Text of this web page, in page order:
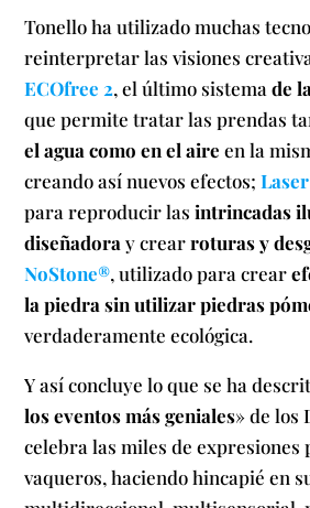
Tonello ha utilizado muchas
reinterpretar las visiones
ECOfree 2, el último sistemade
que permite tratar las prendas
el agua como en el aire en la
creando así nuevos efectos;
para reproducir lasintrincadas
diseñadora y crearroturas y
NoStone®, utilizado para crear
la piedra sin utilizar piedras
verdaderamente ecológica.
Y así concluye lo que se ha
los eventos más geniales» de los
celebra las miles de expresiones
vaqueros, haciendo hincapié en